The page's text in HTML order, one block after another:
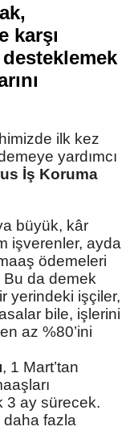
karşı
ilk kez
yardımcı
İş Koruma
büyük, kâr
işverenler, ayda
ödemeleri
Bu da demek
yerindeki işçiler,
bile, işlerini
az %80’ini
, 1 Mart’tan
3 ay sürecek.
daha fazla